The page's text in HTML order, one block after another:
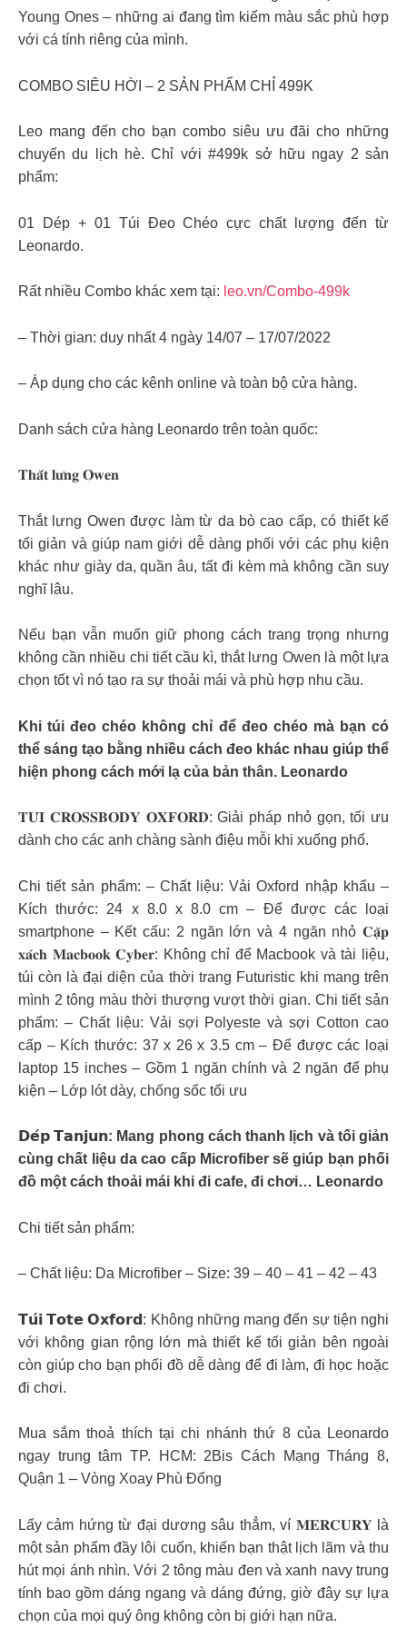
Young Ones – những ai đang tìm kiếm màu sắc phù hợp
với cá tính riêng của mình.
COMBO SIÊU HỜI – 2 SẢN PHẨM CHỈ 499K
Leo mang đến cho bạn combo siêu ưu đãi cho những
chuyến du lịch hè. Chỉ với #499k sở hữu ngay 2 sản
phẩm:
01 Dép + 01 Túi Đeo Chéo cực chất lượng đến từ
Leonardo.
Rất nhiều Combo khác xem tại: leo.vn/Combo-499k
– Thời gian: duy nhất 4 ngày 14/07 – 17/07/2022
– Áp dụng cho các kênh online và toàn bộ cửa hàng.
Danh sách cửa hàng Leonardo trên toàn quốc:
𝐓𝐡𝐚̆́𝐭 𝐥𝐮̛𝐧𝐠 𝐎𝐰𝐞𝐧
Thắt lưng Owen được làm từ da bò cao cấp, có thiết kế
tối giản và giúp nam giới dễ dàng phối với các phụ kiện
khác như giày da, quần âu, tất đi kèm mà không cần suy
nghĩ lâu.
Nếu bạn vẫn muốn giữ phong cách trang trọng nhưng
không cần nhiều chi tiết cầu kì, thắt lưng Owen là một lựa
chọn tốt vì nó tạo ra sự thoải mái và phù hợp nhu cầu.
Khi túi đeo chéo không chỉ để đeo chéo mà bạn có
thể sáng tạo bằng nhiều cách đeo khác nhau giúp thể
hiện phong cách mới lạ của bản thân. Leonardo
𝐓𝐔́𝐈 𝐂𝐑𝐎𝐒𝐒𝐁𝐎𝐃𝐘 𝐎𝐗𝐅𝐎𝐑𝐃: Giải pháp nhỏ gọn, tối ưu
dành cho các anh chàng sành điệu mỗi khi xuống phố.
Chi tiết sản phẩm: – Chất liệu: Vải Oxford nhập khẩu –
Kích thước: 24 x 8.0 x 8.0 cm – Để được các loại
smartphone – Kết cấu: 2 ngăn lớn và 4 ngăn nhỏ 𝐂𝐚̣̆𝐩
𝐱𝐚́𝐜𝐡 𝐌𝐚𝐜𝐛𝐨𝐨𝐤 𝐂𝐲𝐛𝐞𝐫: Không chỉ để Macbook và tài liệu,
túi còn là đại diện của thời trang Futuristic khi mang trên
mình 2 tông màu thời thượng vượt thời gian. Chi tiết sản
phẩm: – Chất liệu: Vải sợi Polyeste và sợi Cotton cao
cấp – Kích thước: 37 x 26 x 3.5 cm – Để được các loại
laptop 15 inches – Gồm 1 ngăn chính và 2 ngăn để phụ
kiện – Lớp lót dày, chống sốc tối ưu
𝗗𝗲́𝗽 𝗧𝗮𝗻𝗷𝘂𝗻: Mang phong cách thanh lịch và tối giản
cùng chất liệu da cao cấp Microfiber sẽ giúp bạn phối
đồ một cách thoải mái khi đi cafe, đi chơi… Leonardo
Chi tiết sản phẩm:
– Chất liệu: Da Microfiber – Size: 39 – 40 – 41 – 42 – 43
𝗧𝘂́𝗶 𝗧𝗼𝘁𝗲 𝗢𝘅𝗳𝗼𝗿𝗱: Không những mang đến sự tiện nghi
với không gian rộng lớn mà thiết kế tối giản bên ngoài
còn giúp cho bạn phối đồ dễ dàng để đi làm, đi học hoặc
đi chơi.
Mua sắm thoả thích tại chi nhánh thứ 8 của Leonardo
ngay trung tâm TP. HCM: 2Bis Cách Mạng Tháng 8,
Quận 1 – Vòng Xoay Phù Đổng
Lấy cảm hứng từ đại dương sâu thẳm, ví 𝐌𝐄𝐑𝐂𝐔𝐑𝐘 là
một sản phẩm đầy lôi cuốn, khiến bạn thật lịch lãm và thu
hút mọi ánh nhìn. Với 2 tông màu đen và xanh navy trung
tính bao gồm dáng ngang và dáng đứng, giờ đây sự lựa
chọn của mọi quý ông không còn bị giới hạn nữa.